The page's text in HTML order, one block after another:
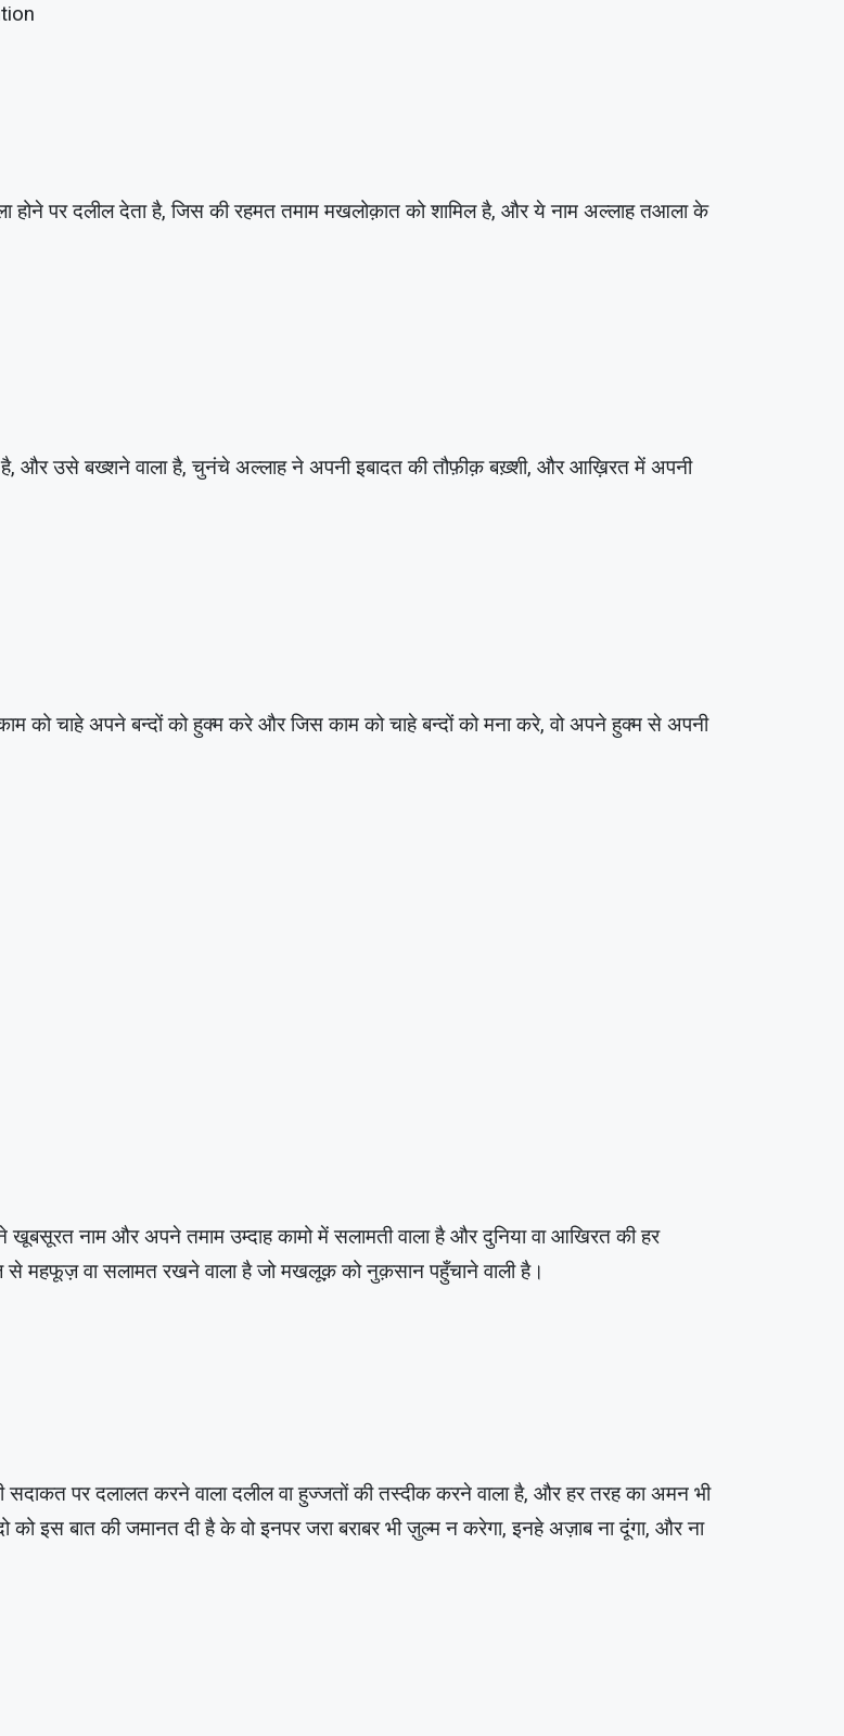
पर दलील देता है, जिस की रहमत तमाम मखलोक़ात को शामिल है, और ये नाम अल्लाह तआला के
है, और उसे बख्शने वाला है, चुनंचे अल्लाह ने अपनी इबादत की तौफ़ीक़ बख़्शी, और आख़िरत में अपनी
को चाहे अपने बन्दों को हुक्म करे और जिस काम को चाहे बन्दों को मना करे, वो अपने हुक्म से अपनी
नाम और अपने तमाम उम्दाह कामो में सलामती वाला है और दुनिया वा आखिरत की हर
से महफूज़ वा सलामत रखने वाला है जो मखलूक़ को नुक़सान पहुँचाने वाली है।
पर दलालत करने वाला दलील वा हुज्जतों की तस्दीक करने वाला है, और हर तरह का अमन भी
को इस बात की जमानत दी है के वो इनपर जरा बराबर भी ज़ुल्म न करेगा, इनहे अज़ाब ना दूंगा, और ना